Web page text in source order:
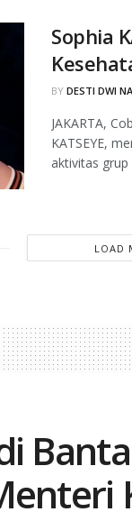
Sophia
BY DESTI DWI
JAKARTA,
KATSEYE,
aktivitas
LOAD